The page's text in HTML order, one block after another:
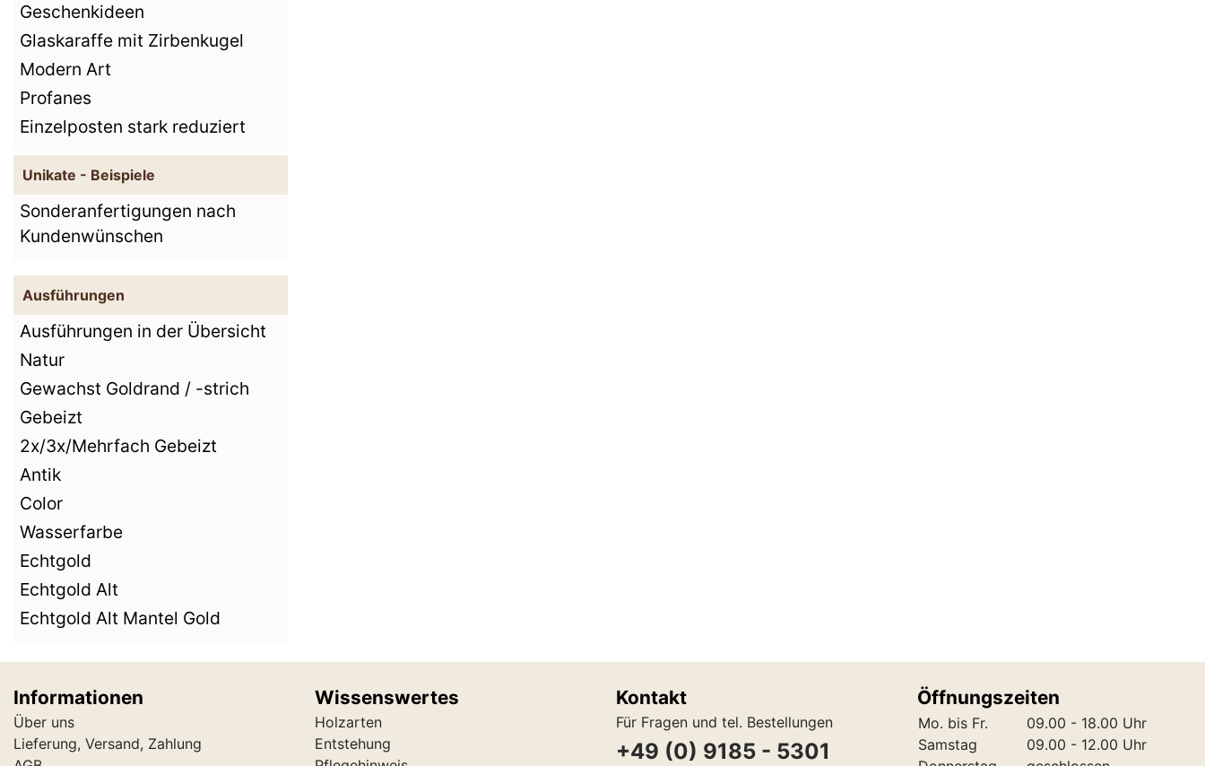
Geschenkideen
Glaskaraffe mit Zirbenkugel
Modern Art
Profanes
Einzelposten stark reduziert
Unikate - Beispiele
Sonderanfertigungen nach
Kundenwünschen
Ausführungen
Ausführungen in der Übersicht
Natur
Gewachst Goldrand / -strich
Gebeizt
2x/3x/Mehrfach Gebeizt
Antik
Color
Wasserfarbe
Echtgold
Echtgold Alt
Echtgold Alt Mantel Gold
Informationen
Über uns
Lieferung, Versand, Zahlung
Wissenswertes
Holzarten
Entstehung
Kontakt
Für Fragen und tel. Bestellungen
+49 (0) 9185 - 5301
Öffnungszeiten
Mo. bis Fr.
Samstag
09.00 - 18.00 Uhr
09.00 - 12.00 Uhr